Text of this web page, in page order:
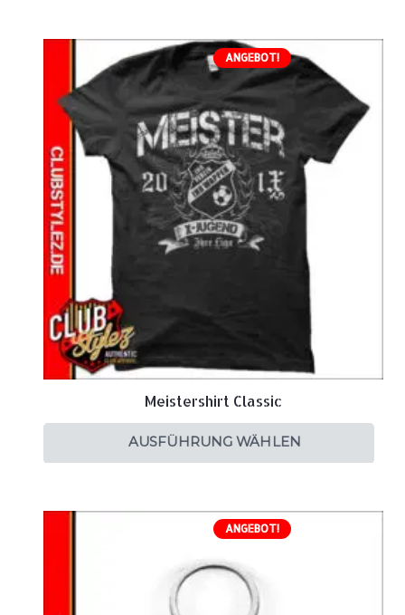
ANGEBOT!
Meistershirt Classic
AUSFÜHRUNG WÄHLEN
ANGEBOT!